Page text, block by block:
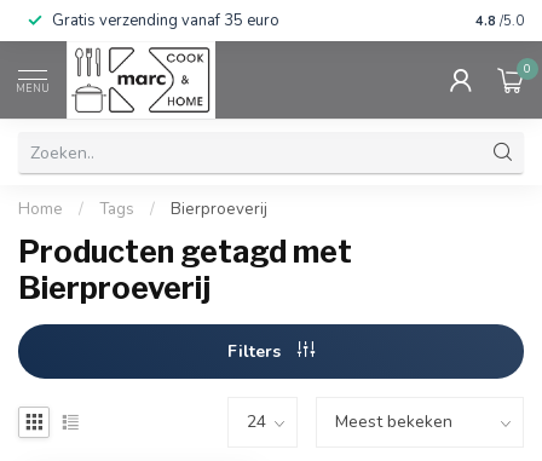
Gratis verzending vanaf 35 euro 4.8 /5.0
MENU
0
Home / Tags / Bierproeverij
Producten getagd met
Bierproeverij
Filters